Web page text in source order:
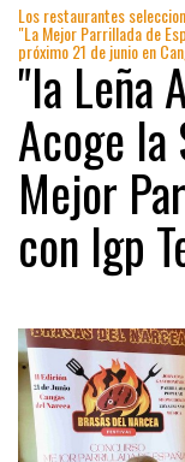
Los restaurantes
"La Mejor Parrillada de
próximo 21 de junio en
"la Leña
Acoge
Mejor
con Igp